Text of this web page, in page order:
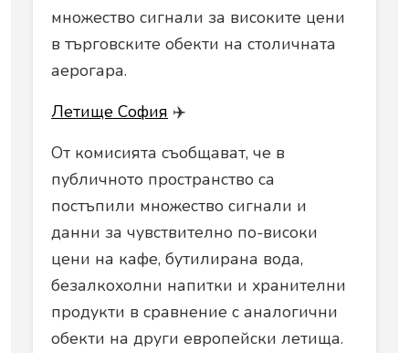
множество сигнали за високите цени
в търговските обекти на столичната
аерогара.
Летище София ✈️
От комисията съобщават, че в
публичното пространство са
постъпили множество сигнали и
данни за чувствително по-високи
цени на кафе, бутилирана вода,
безалкохолни напитки и хранителни
продукти в сравнение с аналогични
обекти на други европейски летища.